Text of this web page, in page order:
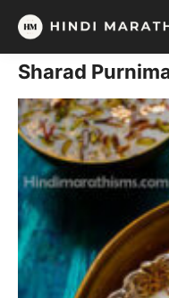
Skip
content
Sharad